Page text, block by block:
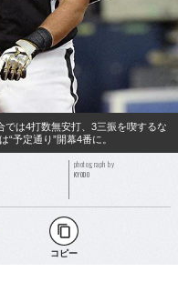
は4打数無安打、3三振を喫するな
予定通り”開幕4番に。
photograph by
KYODO
コピー